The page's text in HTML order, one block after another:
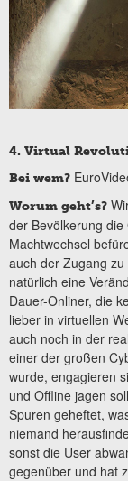
4. Virtual
Bei wem?
Worum geht’s?
der Bevölkerung
Machtwechsel
auch der Zugang
natürlich eine
Dauer-Onliner, die
lieber in virtuellen
auch noch in der
einer der großen
wurde, engagieren
und Offline jagen
Spuren geheftet,
niemand
sonst die User
gegenüber und hat